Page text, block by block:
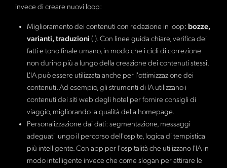
invece di creare nuovi loop:
Miglioramento dei contenuti con redazione in loop: bozze,
varianti, traduzioni ( ). Con linee guida chiare, verifica dei
fatti e tono finale umano, in modo che i cicli di correzione
non durino più a lungo della creazione dei contenuti stessi.
L'IA può essere utilizzata anche per l'ottimizzazione dei
contenuti. Ad esempio, gli strumenti di IA utilizzano i
contenuti dei siti web degli hotel per fornire consigli di
viaggio, migliorando la qualità della homepage.
Personalizzazione dai dati: segmentazione, messaggi
adeguati lungo il percorso dell'ospite, logica di tempistica
più intelligente. Con app per l'ospitalità che utilizzano l'IA in
modo intelligente invece che come slogan per attirare le